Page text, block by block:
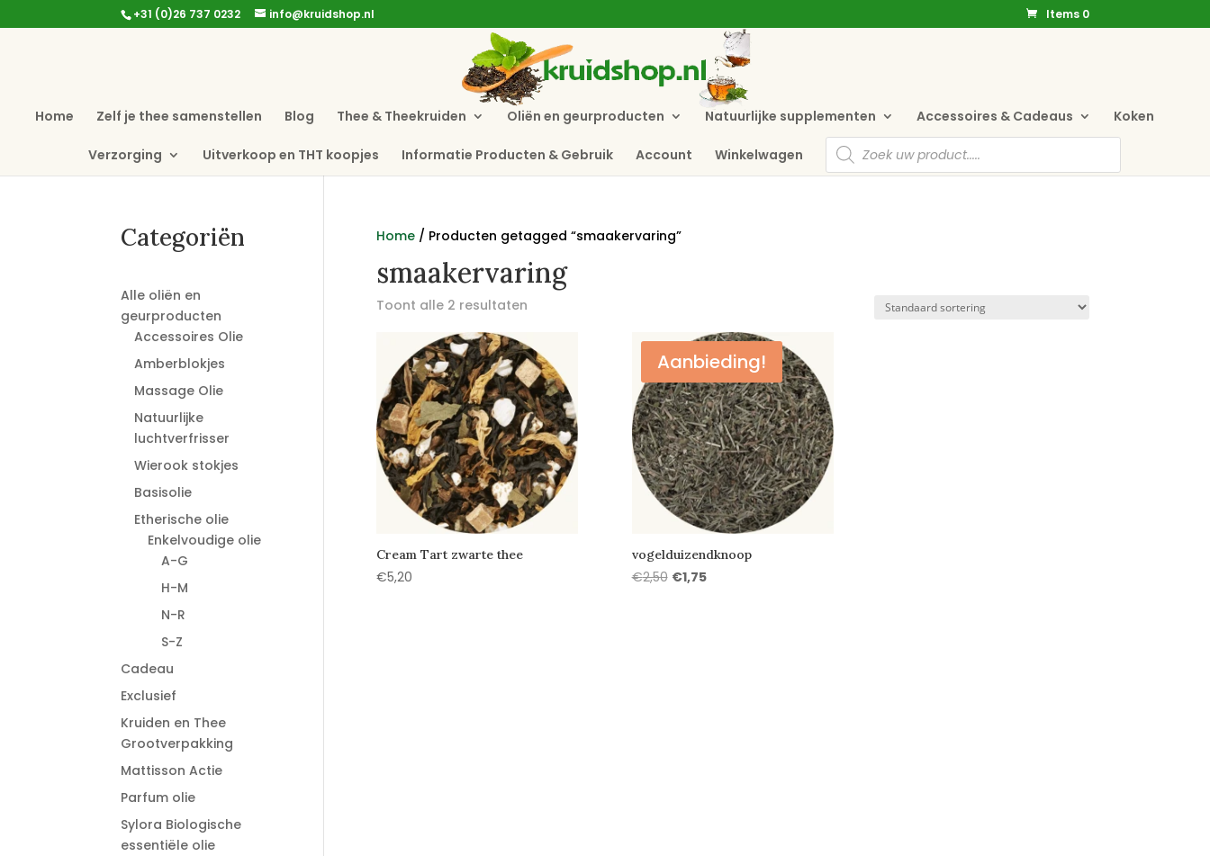
+31 (0)26 737 0232 info@kruidshop.nl Items 0
Home Zelf je thee samenstellen Blog Thee & Theekruiden Oliën en geurproducten Natuurlijke supplementen Accessoires & Cadeaus Koken
Verzorging Uitverkoop en THT koopjes Informatie Producten & Gebruik Account Winkelwagen
Producten
zoeken
Home/ Producten getagged “smaakervaring”
smaakervaring
Toont alle 2 resultaten
Cream Tart zwarte thee
€5,20
Aanbieding!
vogelduizendknoop
€2,50 Oorspronkelijke
€1,75Huidige
Categoriën
Alle oliën en
geurproducten
Accessoires Olie
Amberblokjes
Massage Olie
Natuurlijke
luchtverfrisser
Wierook stokjes
Basisolie
Etherische olie
Enkelvoudige olie
A-G
H-M
N-R
S-Z
Cadeau
Exclusief
Kruiden en Thee
Grootverpakking
Mattisson Actie
Parfum olie
Sylora Biologische
essentiële olie